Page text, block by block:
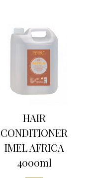
HAIR
CONDITIONER
IMEL AFRICA
4000ml